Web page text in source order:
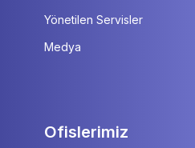
Yönetilen Servisler
Medya
Ofislerimiz